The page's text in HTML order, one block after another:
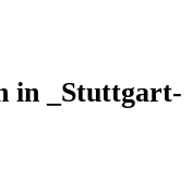
in _Stuttgart-